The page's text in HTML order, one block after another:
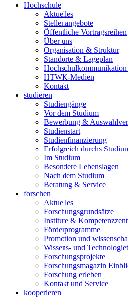
Hochschule
Aktuelles
Stellenangebote
Öffentliche Vortragsreihen
Über uns
Organisation & Struktur
Standorte & Lageplan
HTWK-Medien
Kontakt
studieren
Studiengänge
Vor dem Studium
Bewerbung &
Studienstart
Studienfinanzierung
Erfolgreich durchs
Im Studium
Besondere Lebenslagen
Nach dem Studium
Beratung & Service
forschen
Aktuelles
Forschungsgrundsätze
Institute &
Förderprogramme
Promotion und
Wissens- und
Forschungsprojekte
Forschungsmagazin
Forschung erleben
Kontakt und Service
kooperieren